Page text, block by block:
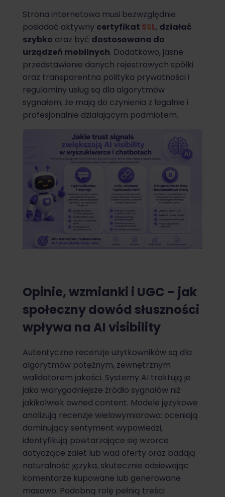
Strona internetowa musi bezwzględnie
posiadać aktywny certyfikat SSL, działać
szybko oraz być dostosowana do
urządzeń mobilnych. Dodatkowo, jasne
przedstawienie danych rejestrowych spółki
oraz transparentna polityka prywatności i
regulaminy usług są dla algorytmów
sygnałem, że mają do czynienia z legalnie i
profesjonalnie działającym podmiotem.
Opinie, wzmianki i UGC – jak
społeczny dowód słuszności
wpływa na AI visibility
Autentyczne recenzje użytkowników są dla
algorytmów potężnym, zewnętrznym
walidatorem jakości. Systemy AI traktują je
jako wiarygodniejsze źródło sygnałów niż
jakikolwiek owned content. Modele językowe
analizują recenzje wielowymiarowo: oceniają
dominujący sentyment wypowiedzi,
identyfikują powtarzające się wzorce
dotyczące zalet lub wad oferty oraz badają
naturalność języka, skutecznie odsiewając
komentarze kupowane lub generowane
masowo. Podobną rolę pełnią treści